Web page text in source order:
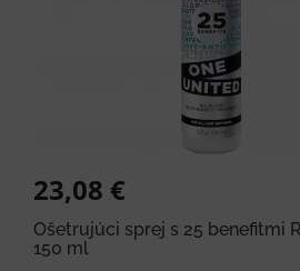
23,08 €
Ošetrujúci sprej s 25 benefitmi
150 ml